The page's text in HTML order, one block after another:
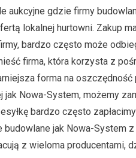
aukcyjne gdzie firmy
lokalnej hurtowni. Zakup
bardzo często może
firma, która korzysta z
forma na
jak Nowa-System, możemy
bardzo często
budowlane jak Nowa-System
z wieloma producentami,